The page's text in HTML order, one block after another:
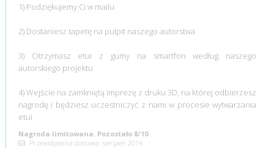
1) Podziękujemy Ci w mailu
2) Dostaniesz tapetę na pulpit naszego autorstwa
3) Otrzymasz etui z gumy na smartfon według naszego
autorskiego projektu
4) Wejście na zamkniętą imprezę z druku 3D, na której odbierzesz
nagrodę i będziesz uczestniczyć z nami w procesie wytwarzania
etui
Nagroda limitowana. Pozostało 8/10
Przewidywana dostawa: sierpień 2014